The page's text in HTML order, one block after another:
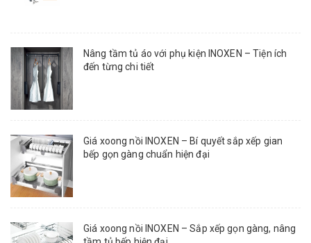
Nâng tầm tủ áo với phụ kiện INOXEN – Tiện ích
đến từng chi tiết
Giá xoong nồi INOXEN – Bí quyết sắp xếp gian
bếp gọn gàng chuẩn hiện đại
Giá xoong nồi INOXEN – Sắp xếp gọn gàng, nâng